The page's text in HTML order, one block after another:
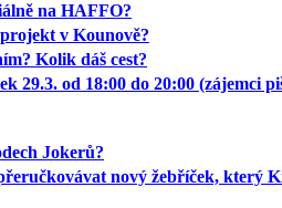
na HAFFO?
v Kounově?
Kolik dáš cest?
29.3. od 18:00 do 20:00 (zájemci
Jokerů?
nový žebříček, který